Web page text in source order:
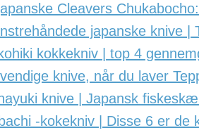
Cleavers
japanske knive
kokkekniv | top 4
knive, når du laver
knive | Japansk
-kokekniv | Disse 6 er de